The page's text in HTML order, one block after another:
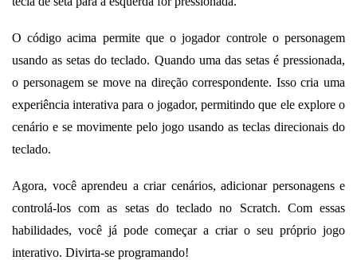
O código acima permite que o jogador controle o personagem
usando as setas do teclado. Quando uma das setas é pressionada,
o personagem se move na direção correspondente. Isso cria uma
experiência interativa para o jogador, permitindo que ele explore o
cenário e se movimente pelo jogo usando as teclas direcionais do
teclado.
Agora, você aprendeu a criar cenários, adicionar personagens e
controlá-los com as setas do teclado no Scratch. Com essas
habilidades, você já pode começar a criar o seu próprio jogo
interativo. Divirta-se programando!